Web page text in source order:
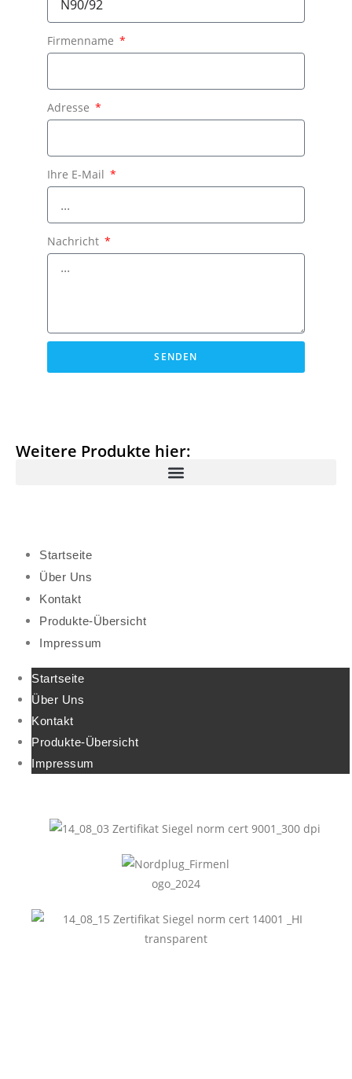
Firmenname
Adresse
Ihre E-Mail
Nachricht
SENDEN
Weitere Produkte hier:
Startseite
Über Uns
Kontakt
Produkte-Übersicht
Impressum
Startseite
Über Uns
Kontakt
Produkte-Übersicht
Impressum